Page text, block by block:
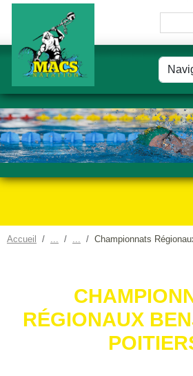
Accueil Championnats
RÉGIONAUX